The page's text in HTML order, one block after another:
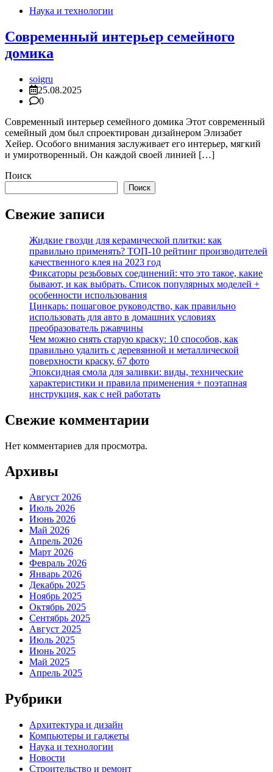
Наука и технологии
Современный интерьер семейного
домика
soigru
25.08.2025
0
Современный интерьер семейного домика Этот современный
семейный дом был спроектирован дизайнером Элизабет
Хейер. Особого внимания заслуживает его интерьер, мягкий
и умиротворенный. Он каждой своей линией […]
Поиск
Поиск
Свежие записи
Жидкие гвозди для керамической плитки: как
правильно применять? ТОП-10 рейтинг производителей
качественного клея на 2023 год
Фиксаторы резьбовых соединений: что это такое, какие
бывают, и как выбрать. Список популярных моделей +
особенности использования
Цинкарь: пошаговое руководство, как правильно
использовать для авто в домашних условиях
преобразователь ржавчины
Чем можно снять старую краску: 10 способов, как
правильно удалить с деревянной и металлической
поверхности краску, 67 фото
Эпоксидная смола для заливки: виды, технические
характеристики и правила применения + поэтапная
инструкция, как с ней работать
Свежие комментарии
Нет комментариев для просмотра.
Архивы
Август 2026
Июль 2026
Июнь 2026
Май 2026
Апрель 2026
Март 2026
Февраль 2026
Январь 2026
Декабрь 2025
Ноябрь 2025
Октябрь 2025
Сентябрь 2025
Август 2025
Июль 2025
Июнь 2025
Май 2025
Апрель 2025
Рубрики
Архитектура и дизайн
Компьютеры и гаджеты
Наука и технологии
Новости
Строительство и ремонт